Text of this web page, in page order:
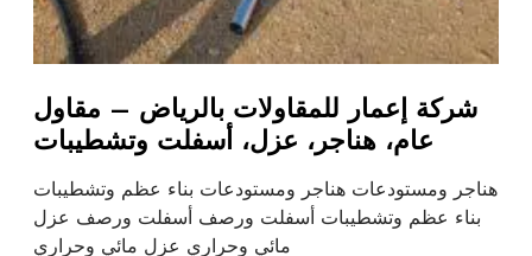
شركة إعمار للمقاولات بالرياض – مقاول
عام، هناجر، عزل، أسفلت وتشطيبات
هناجر ومستودعات هناجر ومستودعات بناء عظم وتشطيبات
بناء عظم وتشطيبات أسفلت ورصف أسفلت ورصف عزل
مائي وحراري عزل مائي وحراري